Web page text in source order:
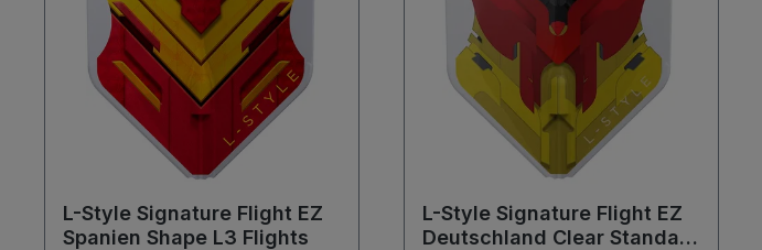
L-Style Signature Flight EZ
Spanien Shape L3 Flights
L-Style Signature Flight EZ
Deutschland Clear Standard